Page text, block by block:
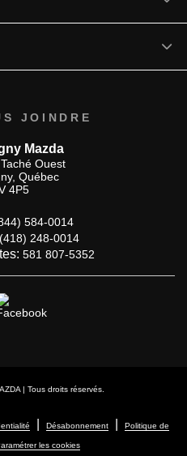
JOINDRE
Mazda
Ouest
, Québec
4P5
584-0014
248-0014
581 807-5352
| Tous droits réservés.
Désabonnement Politique de
les cookies